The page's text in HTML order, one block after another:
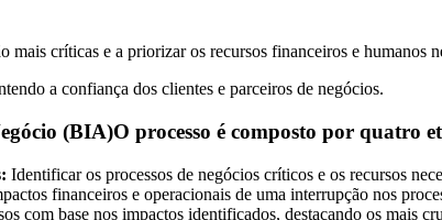
críticas e a priorizar os recursos financeiros e humanos
a confiança dos clientes e parceiros de negócios.
(BIA)O processo é composto por quatro
Identificar os processos de negócios críticos e os recursos
financeiros e operacionais de uma interrupção nos
com base nos impactos identificados, destacando os mais